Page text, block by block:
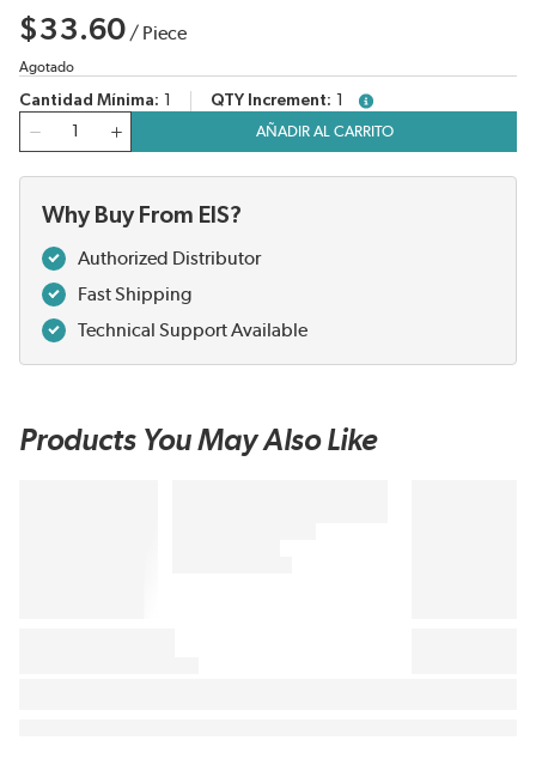
$33.60 / Piece
Agotado
Cantidad Mínima QTY Increment
more info
Cantidad
AÑADIR AL CARRITO
Why Buy From EIS?
Authorized Distributor
Fast Shipping
Technical Support Available
Products You May Also Like